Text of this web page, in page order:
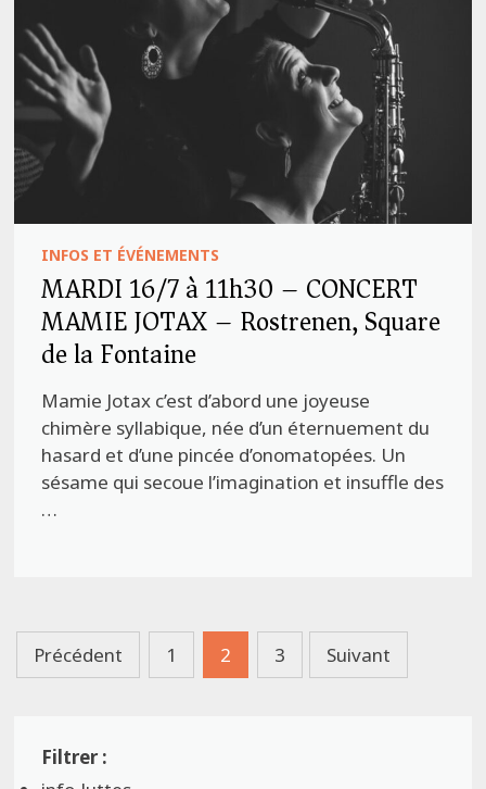
INFOS ET ÉVÉNEMENTS
MARDI 16/7 à 11h30 – CONCERT
MAMIE JOTAX – Rostrenen, Square
de la Fontaine
Mamie Jotax c’est d’abord une joyeuse
chimère syllabique, née d’un éternuement du
hasard et d’une pincée d’onomatopées. Un
sésame qui secoue l’imagination et insuffle des
…
Pagination
des
Précédent 1 2 3 Suivant